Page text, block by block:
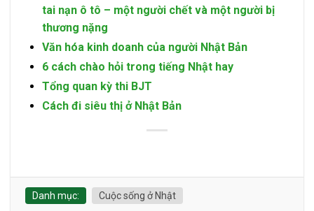
tai nạn ô tô – một người chết và một người bị
thương nặng
Văn hóa kinh doanh của người Nhật Bản
6 cách chào hỏi trong tiếng Nhật hay
Tổng quan kỳ thi BJT
Cách đi siêu thị ở Nhật Bản
Danh mục: Cuộc sống ở Nhật